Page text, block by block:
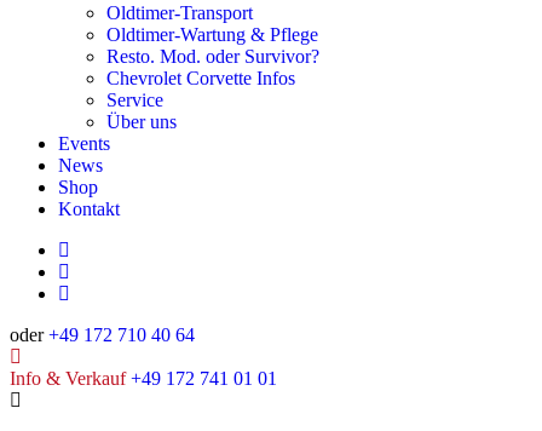
Oldtimer-Transport
Oldtimer-Wartung & Pflege
Resto. Mod. oder Survivor?
Chevrolet Corvette Infos
Service
Über uns
Events
News
Shop
Kontakt
oder+49 172 710 40 64
Info & Verkauf+49 172 741 01 01